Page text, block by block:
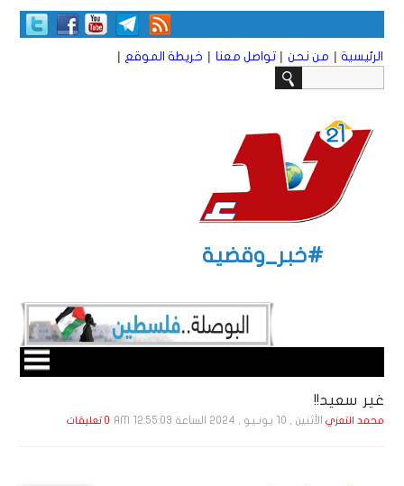
الرئيسية | من نحن | تواصل معنا | خريطة الموقع |
#خبر_وقضية
غير سعيد!!
محمد التعزي الأثنين , 10 يـونـيـو , 2024 الساعة 12:55:03 AM 0 تعليقات